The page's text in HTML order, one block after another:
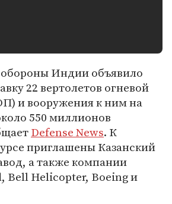
Индии объявило
22 вертолетов огневой
и вооружения к ним на
550 миллионов
Defense News. К
приглашены Казанский
а также компании
Bell Helicopter, Boeing и